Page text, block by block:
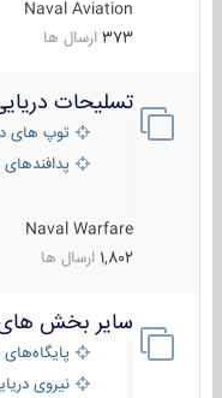
Naval Aviation
373 ارسال ها
تسلیحات دریایی
توپ های
پدافندهای
Naval Warfare
1,802 ارسال ها
سایر بخش های
پایگاه‌های
نیروی